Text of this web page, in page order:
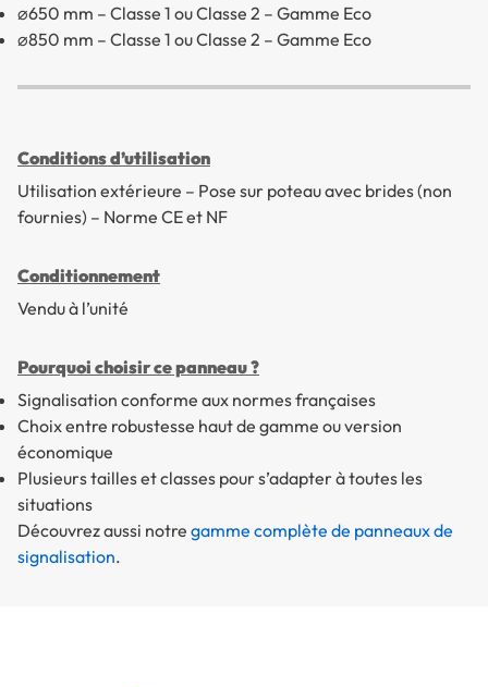
⌀650 mm – Classe 1 ou Classe 2 – Gamme Eco
⌀850 mm – Classe 1 ou Classe 2 – Gamme Eco
Conditions d’utilisation
Utilisation extérieure – Pose sur poteau avec brides (non
fournies) – Norme CE et NF
Conditionnement
Vendu à l’unité
Pourquoi choisir ce panneau ?
Signalisation conforme aux normes françaises
Choix entre robustesse haut de gamme ou version
économique
Plusieurs tailles et classes pour s’adapter à toutes les
situations
Découvrez aussi notre gamme complète de panneaux de
signalisation.